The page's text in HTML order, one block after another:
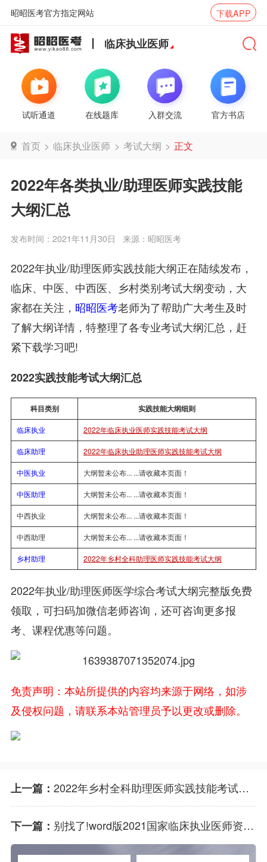
昭昭医考官方指定网站 下载APP
临床执业医师
试听通道 在线题库 入群交流 官方书店
首页 > 临床执业医师 > 考试大纲 > 正文
2022年各类执业/助理医师实践技能
大纲汇总
发布时间：2021年11月30日 来源：昭昭医考
2022年执业/助理医师实践技能大纲正在陆续发布，
临床、中医、中西医、乡村类别考试大纲变动，大
家都在关注， 昭昭医考老师为了帮助广大考生及时
了解大纲详情，特整理了各专业考试大纲汇总，赶
紧下载学习吧!
2022实践技能考试大纲汇总
科目类别 实践技能大纲细则
临床执业 2022年临床执业医师实践技能考试大纲
临床助理 2022年临床执业助理医师实践技能考试大纲
中医执业 大纲暂未公布... ...请收藏本页面！
中医助理 大纲暂未公布... ...请收藏本页面！
中西执业 大纲暂未公布... ...请收藏本页面！
中西助理 大纲暂未公布... ...请收藏本页面！
乡村助理 2022年乡村全科助理医师实践技能考试大纲
2022年执业/助理医师医学综合考试大纲完整版免费
领取，可扫码加微信老师咨询，还可咨询更多报
考、课程优惠等问题。
免责声明：本站所提供的内容均来源于网络，如涉
及侵权问题，请联系本站管理员予以更改或删除。
上一篇： 2022年乡村全科助理医师实践技能考试大纲公布
下一篇： 别找了!word版2021国家临床执业医师资格考试大纲在这里